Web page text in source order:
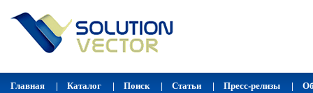
Главная Каталог Поиск Статьи Пресс-релизы